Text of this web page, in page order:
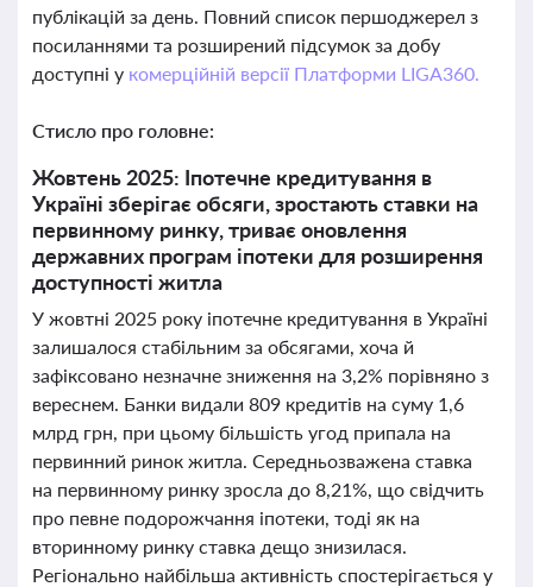
публікацій за день. Повний список першоджерел з
посиланнями та розширений підсумок за добу
доступні у комерційній версії Платформи LIGA360.
Стисло про головне:
Жовтень 2025: Іпотечне кредитування в
Україні зберігає обсяги, зростають ставки на
первинному ринку, триває оновлення
державних програм іпотеки для розширення
доступності житла
У жовтні 2025 року іпотечне кредитування в Україні
залишалося стабільним за обсягами, хоча й
зафіксовано незначне зниження на 3,2% порівняно з
вереснем. Банки видали 809 кредитів на суму 1,6
млрд грн, при цьому більшість угод припала на
первинний ринок житла. Середньозважена ставка
на первинному ринку зросла до 8,21%, що свідчить
про певне подорожчання іпотеки, тоді як на
вторинному ринку ставка дещо знизилася.
Регіонально найбільша активність спостерігається у